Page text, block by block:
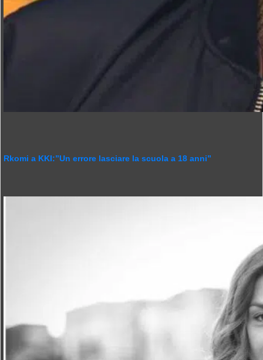
Rkomi a KKI:”Un errore lasciare la scuola a 18 anni”